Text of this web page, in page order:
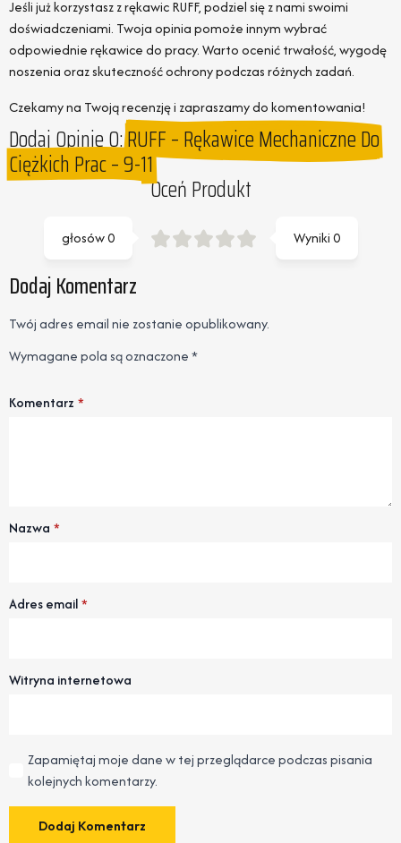
Jeśli już korzystasz z rękawic RUFF, podziel się z nami swoimi
doświadczeniami. Twoja opinia pomoże innym wybrać
odpowiednie rękawice do pracy. Warto ocenić trwałość, wygodę
noszenia oraz skuteczność ochrony podczas różnych zadań.
Czekamy na Twoją recenzję i zapraszamy do komentowania!
Dodaj Opinie O:RUFF – Rękawice Mechaniczne Do
Ciężkich Prac – 9-11
Oceń Produkt
Wyniki0
głosów0
Dodaj Komentarz
Twój adres email nie zostanie opublikowany.
Wymagane pola są oznaczone*
Komentarz *
Nazwa *
Adres email*
Witryna internetowa
Zapamiętaj moje dane w tej przeglądarce podczas pisania
kolejnych komentarzy.